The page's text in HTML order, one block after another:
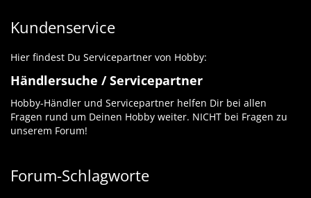
Kundenservice
Hier findest Du Servicepartner von Hobby:
Händlersuche / Servicepartner
Hobby-Händler und Servicepartner helfen Dir bei allen
Fragen rund um Deinen Hobby weiter. NICHT bei Fragen zu
unserem Forum!
Forum-Schlagworte